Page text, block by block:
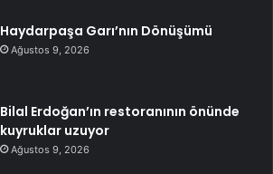
Haydarpaşa Garı’nın Dönüşümü
Ağustos 9, 2026
Bilal Erdoğan’ın restoranının önünde
kuyruklar uzuyor
Ağustos 9, 2026